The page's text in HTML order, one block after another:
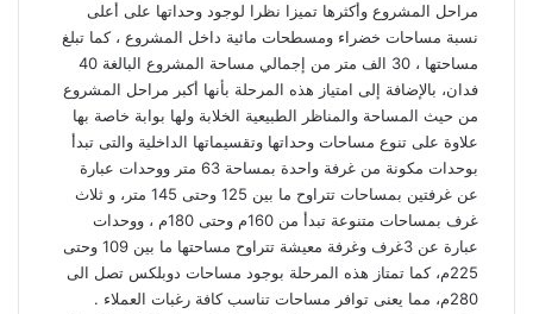
مراحل المشروع وأكثرها تميزا نظرا لوجود وحداتها على أعلى
نسبة مساحات خضراء ومسطحات مائية داخل المشروع ، كما تبلغ
مساحتها ، 30 الف متر من إجمالي مساحة المشروع البالغة 40
فدان، بالإضافة إلى امتياز هذه المرحلة بأنها أكبر مراحل المشروع
من حيث المساحة والمناظر الطبيعية الخلابة ولها بوابة خاصة بها
علاوة على تنوع مساحات وحداتها وتقسيماتها الداخلية والتى تبدأ
بوحدات مكونة من غرفة واحدة بمساحة 63 متر ووحدات عبارة
عن غرفتين بمساحات تتراوح ما بين 125 وحتى 145 متر، و ثلاث
غرف بمساحات متنوعة تبدأ من 160م وحتى 180م ، ووحدات
عبارة عن 3غرف وغرفة معيشة تتراوح مساحتها ما بين 109 وحتى
225م، كما تمتاز هذه المرحلة بوجود مساحات دوبلكس تصل الى
280م، مما يعنى توافر مساحات تناسب كافة رغبات العملاء .